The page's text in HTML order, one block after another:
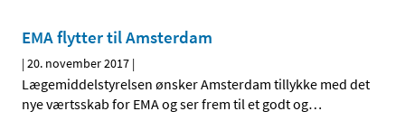
EMA flytter til Amsterdam
|20. november 2017 |
Lægemiddelstyrelsen ønsker Amsterdam tillykke med det
nye værtsskab for EMA og ser frem til et godt og…